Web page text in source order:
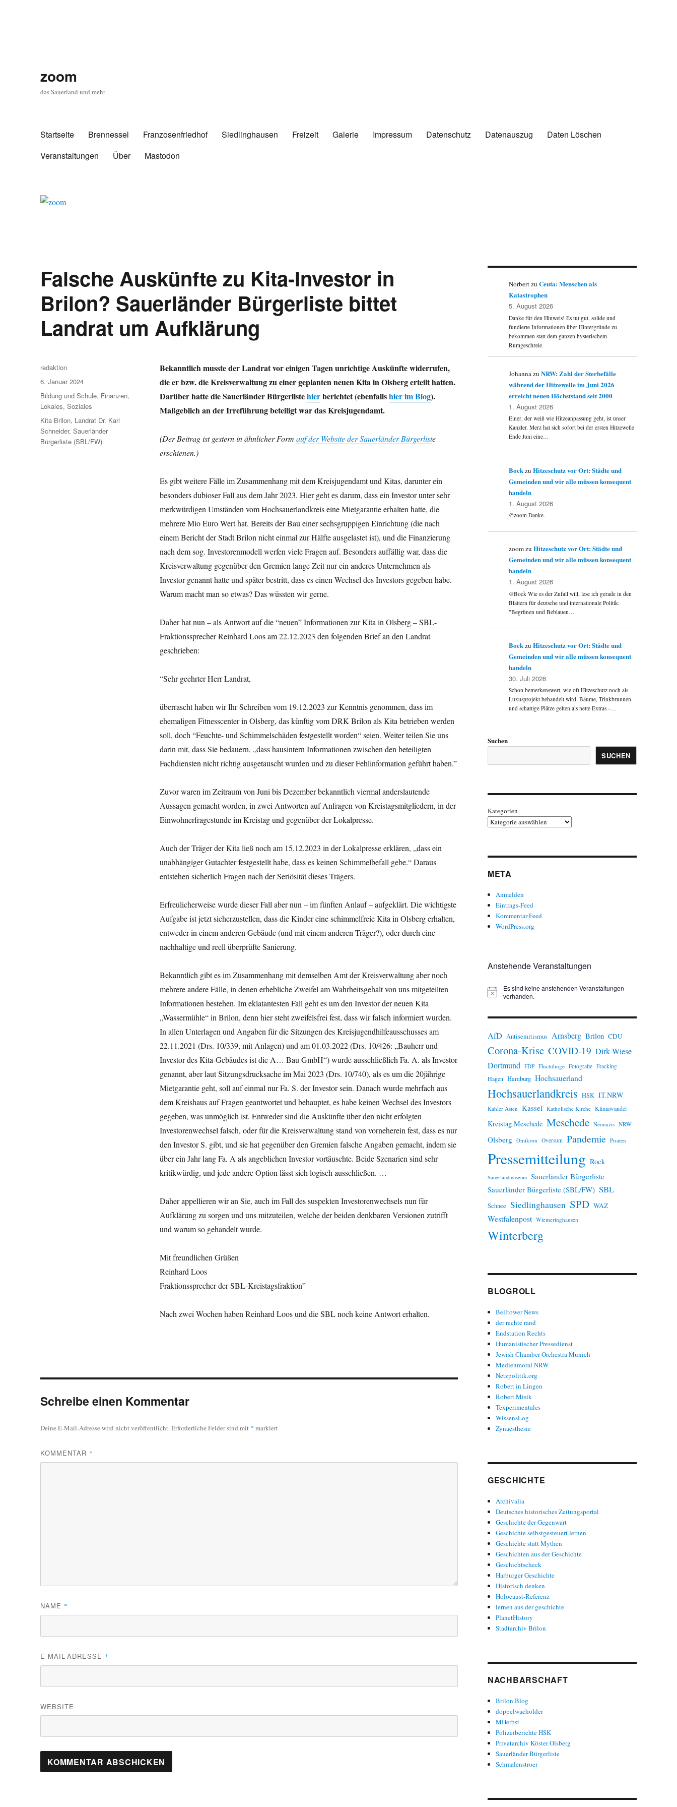
zoom
das Sauerland und mehr
Startseite Brennessel Franzosenfriedhof Siedlinghausen Freizeit Galerie Impressum Datenschutz Datenauszug
Daten Löschen
Veranstaltungen
Über Mastodon
Falsche Auskünfte zu Kita-Investor in
Brilon? Sauerländer Bürgerliste bittet
Landrat um Aufklärung
Bekanntlich musste der Landrat vor einigen Tagen unrichtige Auskünfte widerrufen,
die er bzw. die Kreisverwaltung zu einer geplanten neuen Kita in Olsberg erteilt hatten.
Darüber hatte die Sauerländer Bürgerlistehierberichtet (ebenfallshier im Blog).
Maßgeblich an der Irreführung beteiligt war das Kreisjugendamt.
(Der Beitrag ist gestern in ähnlicher Form auf der Website der Sauerländer Bürgerliste
erschienen.)
Es gibt weitere Fälle im Zusammenhang mit dem Kreisjugendamt und Kitas, darunter ein
besonders dubioser Fall aus dem Jahr 2023. Hier geht es darum, dass ein Investor unter sehr
merkwürdigen Umständen vom Hochsauerlandkreis eine Mietgarantie erhalten hatte, die
mehrere Mio Euro Wert hat. Bereits der Bau einer sechsgruppigen Einrichtung (die nach
einem Bericht der Stadt Brilon nicht einmal zur Hälfte ausgelastet ist), und die Finanzierung
nach dem sog. Investorenmodell werfen viele Fragen auf. Besonders auffällig war, dass die
Kreisverwaltung gegenüber den Gremien lange Zeit nur ein anderes Unternehmen als
Investor genannt hatte und später bestritt, dass es einen Wechsel des Investors gegeben habe.
Warum macht man so etwas? Das wüssten wir gerne.
Daher hat nun – als Antwort auf die “neuen” Informationen zur Kita in Olsberg – SBL-
Fraktionssprecher Reinhard Loos am 22.12.2023 den folgenden Brief an den Landrat
geschrieben:
“Sehr geehrter Herr Landrat,
überrascht haben wir Ihr Schreiben vom 19.12.2023 zur Kenntnis genommen, dass im
ehemaligen Fitnesscenter in Olsberg, das künftig vom DRK Brilon als Kita betrieben werden
soll, doch “Feuchte- und Schimmelschäden festgestellt worden“ seien. Weiter teilen Sie uns
darin mit, dass Sie bedauern, „dass hausintern Informationen zwischen den beteiligten
Fachdiensten nicht richtig ausgetauscht wurden und zu dieser Fehlinformation geführt haben.”
Zuvor waren im Zeitraum von Juni bis Dezember bekanntlich viermal anderslautende
Aussagen gemacht worden, in zwei Antworten auf Anfragen von Kreistagsmitgliedern, in der
Einwohnerfragestunde im Kreistag und gegenüber der Lokalpresse.
Auch der Träger der Kita ließ noch am 15.12.2023 in der Lokalpresse erklären, „dass ein
unabhängiger Gutachter festgestellt habe, dass es keinen Schimmelbefall gebe.“ Daraus
entstehen sicherlich Fragen nach der Seriösität dieses Trägers.
Erfreulicherweise wurde dieser Fall aber nun – im fünften Anlauf – aufgeklärt. Die wichtigste
Aufgabe ist jetzt sicherzustellen, dass die Kinder eine schimmelfreie Kita in Olsberg erhalten,
entweder in einem anderen Gebäude (und mit einem anderen Träger?), oder durch eine
nachhaltige und reell überprüfte Sanierung.
Bekanntlich gibt es im Zusammenhang mit demselben Amt der Kreisverwaltung aber noch
mehrere andere Fälle, in denen erhebliche Zweifel am Wahrheitsgehalt von uns mitgeteilten
Informationen bestehen. Im eklatantesten Fall geht es um den Investor der neuen Kita
„Wassermühle“ in Brilon, denn hier steht zweifelsfrei fest, dass wir falsch informiert wurden.
In allen Unterlagen und Angaben für die Sitzungen des Kreisjugendhilfeausschusses am
22.11.2021 (Drs. 10/339, mit Anlagen) und am 01.03.2022 (Drs. 10/426: „Bauherr und
Investor des Kita-Gebäudes ist die A… Bau GmbH“) wurde ausschließlich Fa. A. als Investor
genannt, aber laut Sitzungsdrucksache im Mai 2023 (Drs. 10/740), als es um die 20jährige
Mietgarantie geht, soll auf einmal nur Fa. S. der Investor sein. Danach wurde mehrfach aus
dem Kreishaus auf Fragen geantwortet und behauptet, es habe keinen Wechsel des Investors
gegeben, was unmöglich ist. Entweder sind die Auskünfte über den nicht erfolgten
Investorenwechsel falsch, oder für die Kreisverwaltung stand von vorneherein fest, dass es nur
den Investor S. gibt, und sie hat gegenüber den Gremien falsche Angaben gemacht, indem sie
über ein Jahr lang Fa. A als angeblichen Investor vortäuschte. Beide Szenarien sind sehr
kritikwürdig, und jede andere Option lässt sich logisch ausschließen. …
Daher appellieren wir an Sie, auch im Fall des suspekten Investorenwechsels nun für
Aufklärung zu sorgen und uns mitzuteilen, welche der beiden denkbaren Versionen zutrifft
und warum so gehandelt wurde.
Mit freundlichen Grüßen
Reinhard Loos
Fraktionssprecher der SBL-Kreistagsfraktion”
Nach zwei Wochen haben Reinhard Loos und die SBL noch keine Antwort erhalten.
Autor
redaktion
Veröffentlicht
am
6. Januar 2024
Kategorien
Bildung und Schule, Finanzen,
Lokales,Soziales
Schlagwörter
Kita Brilon, Landrat Dr. Karl
Schneider,Sauerländer
Bürgerliste (SBL/FW)
Schreibe einen Kommentar
Deine E-Mail-Adresse wird nicht veröffentlicht.Erforderliche Felder sind mit * markiert
KOMMENTAR *
NAME *
E-MAIL-ADRESSE *
WEBSITE
NorbertzuCeuta: Menschen als
Katastrophen
5. August 2026
Danke für den Hinweis! Es tut gut, solide und
fundierte Informationen über Hintergründe zu
bekommen statt dem ganzen hysterischem
Rumgeschreie.
JohannazuNRW: Zahl der Sterbefälle
während der Hitzewelle im Juni 2026
erreicht neuen Höchststand seit 2000
1. August 2026
Einer, der weiß wie Hitzeanpassung geht, ist unser
Kanzler. Merz hat sich sofort bei der ersten Hitzewelle
Ende Juni eine…
BockzuHitzeschutz vor Ort: Städte und
Gemeinden und wir alle müssen konsequent
handeln
1. August 2026
@zoom Danke.
zoomzuHitzeschutz vor Ort: Städte und
Gemeinden und wir alle müssen konsequent
handeln
1. August 2026
@Bock Wie es der Zufall will, lese ich gerade in den
Blättern für deutsche und internationale Politik:
"Begrünen und Beblauen…
BockzuHitzeschutz vor Ort: Städte und
Gemeinden und wir alle müssen konsequent
handeln
30. Juli 2026
Schon bemerkenswert, wie oft Hitzeschutz noch als
Luxusprojekt behandelt wird. Bäume, Trinkbrunnen
und schattige Plätze gelten als nette Extras –…
Suchen
SUCHEN
Kategorien
META
Anmelden
Eintrags-Feed
Kommentar-Feed
WordPress.org
Anstehende Veranstaltungen
H
w
Es sind keine anstehenden Veranstaltungen
vorhanden.
AfD Antisemitismus Arnsberg Brilon CDU
Corona-Krise COVID-19 Dirk Wiese
Dortmund FDP Flüchtlinge Fotografie Fracking
Hagen Hamburg Hochsauerland
Hochsauerlandkreis HSK IT.NRW
Kahler Asten Kassel Katholische Kirche Klimawandel
Kreistag Meschede Meschede Neonazis NRW
Olsberg Omikron Oversum Pandemie Piraten
Pressemitteilung Rock
Sauerlandmuseum Sauerländer Bürgerliste
Sauerländer Bürgerliste (SBL/FW) SBL
Schnee Siedlinghausen SPD WAZ
Westfalenpost Wiemeringhausen
Winterberg
BLOGROLL
Belltower News
der rechte rand
Endstation Rechts
Humanistischer Pressedienst
Jewish Chamber Orchestra Munich
Medienmoral NRW
Netzpolitik.org
Robert in Lingen
Robert Misik
Texperimentales
WissensLog
Zynaesthesie
GESCHICHTE
Archivalia
Deutsches historisches Zeitungsportal
Geschichte der Gegenwart
Geschichte selbstgesteuert lernen
Geschichte statt Mythen
Geschichten aus der Geschichte
Geschichtscheck
Harburger Geschichte
Historisch denken
Holocaust-Referenz
lernen aus der geschichte
PlanetHistory
Stadtarchiv Brilon
NACHBARSCHAFT
Brilon Blog
doppelwacholder
MHerbst
Polizeiberichte HSK
Privatarchiv Köster Olsberg
Sauerländer Bürgerliste
Schmalenstroer